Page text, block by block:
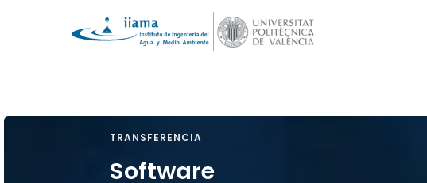
TRANSFERENCIA
Software